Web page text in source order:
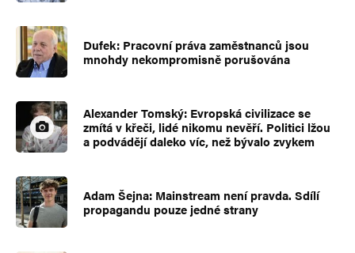
Dufek: Pracovní práva zaměstnanců jsou
mnohdy nekompromisně porušována
Alexander Tomský: Evropská civilizace se
zmítá v křeči, lidé nikomu nevěří. Politici lžou
a podvádějí daleko víc, než bývalo zvykem
Adam Šejna: Mainstream není pravda. Sdílí
propagandu pouze jedné strany